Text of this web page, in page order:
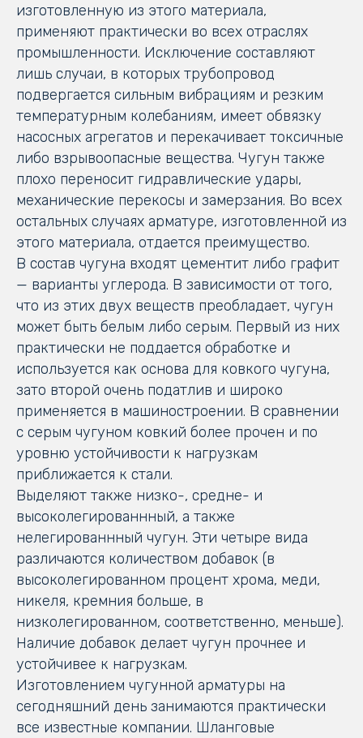
изготовленную из этого материала,
применяют практически во всех отраслях
промышленности. Исключение составляют
лишь случаи, в которых трубопровод
подвергается сильным вибрациям и резким
температурным колебаниям, имеет обвязку
насосных агрегатов и перекачивает токсичные
либо взрывоопасные вещества. Чугун также
плохо переносит гидравлические удары,
механические перекосы и замерзания. Во всех
остальных случаях арматуре, изготовленной из
этого материала, отдается преимущество.
В состав чугуна входят цементит либо графит
— варианты углерода. В зависимости от того,
что из этих двух веществ преобладает, чугун
может быть белым либо серым. Первый из них
практически не поддается обработке и
используется как основа для ковкого чугуна,
зато второй очень податлив и широко
применяется в машиностроении. В сравнении
с серым чугуном ковкий более прочен и по
уровню устойчивости к нагрузкам
приближается к стали.
Выделяют также низко-, средне- и
высоколегированнный, а также
нелегированнный чугун. Эти четыре вида
различаются количеством добавок (в
высоколегированном процент хрома, меди,
никеля, кремния больше, в
низколегированном, соответственно, меньше).
Наличие добавок делает чугун прочнее и
устойчивее к нагрузкам.
Изготовлением чугунной арматуры на
сегодняшний день занимаются практически
все известные компании. Шланговые